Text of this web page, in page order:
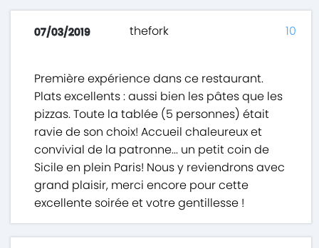
07/03/2019 thefork
Première expérience dans ce restaurant.
Plats excellents : aussi bien les pâtes que les
pizzas. Toute la tablée (5 personnes) était
ravie de son choix! Accueil chaleureux et
convivial de la patronne... un petit coin de
Sicile en plein Paris! Nous y reviendrons avec
grand plaisir, merci encore pour cette
excellente soirée et votre gentillesse !
10